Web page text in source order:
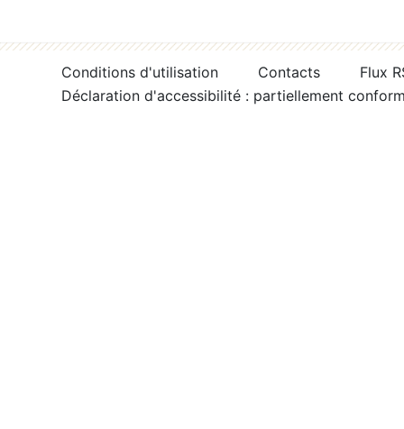
Conditions d'utilisation Contacts
Flux
Déclaration d'accessibilité : partiellement